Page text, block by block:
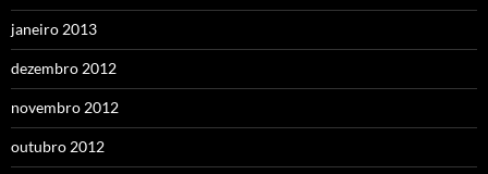
janeiro 2013
dezembro 2012
novembro 2012
outubro 2012